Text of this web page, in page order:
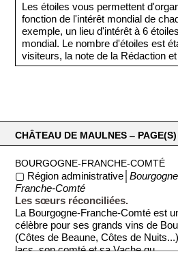
Les étoiles vous permettent
fonction de l'intérêt mondial de
exemple, un lieu d'intérêt à 6
mondial. Le nombre d'étoiles est
visiteurs, la note de la Rédaction
CHÂTEAU DE MAULNES ‒
BOURGOGNE-FRANCHE-COMTÉ
▢ Région administrative│
Franche-Comté
Les sœurs réconciliées.
La Bourgogne-Franche-Comté est
célèbre pour ses grands vins de
(Côtes de Beaune, Côtes de
lacs, son comté et sa Vache qu...